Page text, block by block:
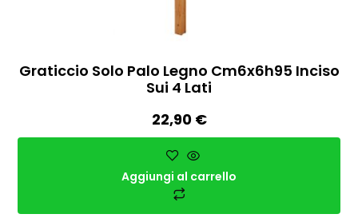
Graticcio Solo Palo Legno Cm6x6h95 Inciso
Sui 4 Lati
22,90 €
Aggiungi al carrello